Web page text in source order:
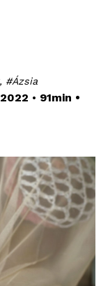
Ázsia
2022
91min